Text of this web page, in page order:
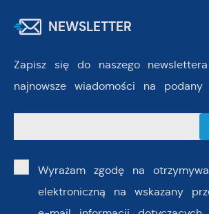
NEWSLETTER
Zapisz się do naszego
najnowsze wiadomości na
Wyrażam zgodę na
elektroniczną na wskazany